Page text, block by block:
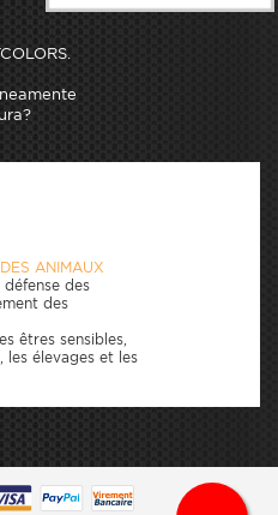
ANIMAUX
des
des
êtres sensibles,
les élevages et les